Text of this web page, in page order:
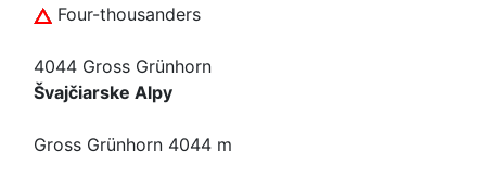
Four-thousanders
4044 Gross Grünhorn
Švajčiarske Alpy
Gross Grünhorn 4044 m